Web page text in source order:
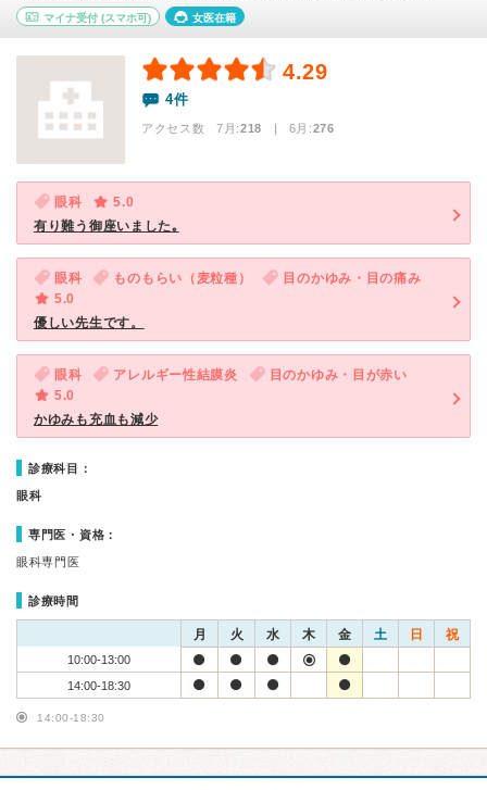
マイナ受付 (スマホ可) 女医在籍
4.29
4件
アクセス数 7月:218 | 6月:276
眼科
5.0
有り難う御座いました｡
眼科 ものもらい（麦粒種）
目のかゆみ・目の痛み
5.0
優しい先生です。
眼科 アレルギー性結膜炎
目のかゆみ・目が赤い
5.0
かゆみも充血も減少
診療科目：
眼科
専門医・資格：
眼科専門医
診療時間
月 火 水 木 金 土 日 祝
10:00-13:00
14:00-18:30
14:00-18:30